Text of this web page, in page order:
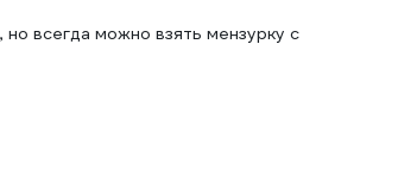
всегда можно взять мензурку с